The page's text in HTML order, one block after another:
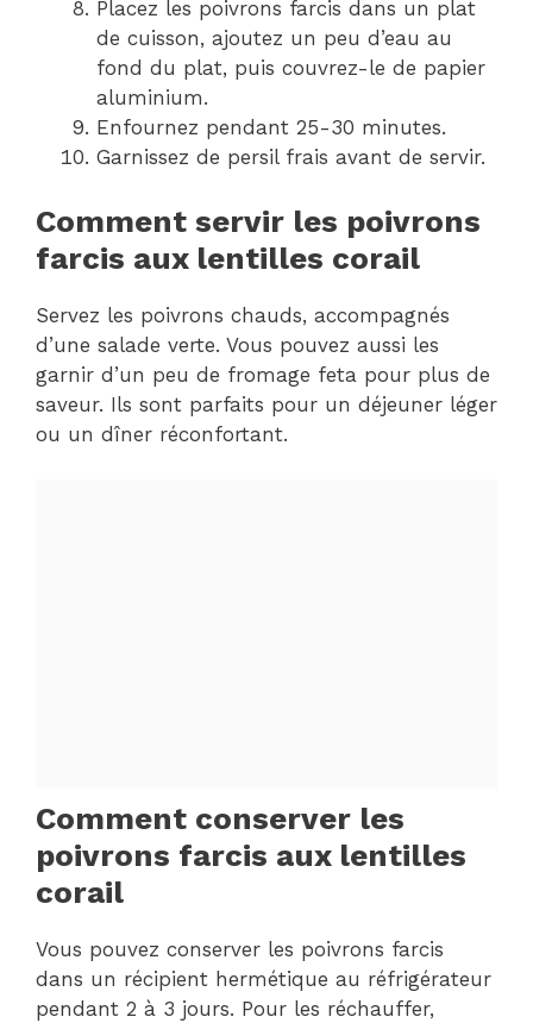
Placez les poivrons farcis dans un plat
de cuisson, ajoutez un peu d’eau au
fond du plat, puis couvrez-le de papier
aluminium.
Enfournez pendant 25-30 minutes.
Garnissez de persil frais avant de servir.
Comment servir les poivrons
farcis aux lentilles corail
Servez les poivrons chauds, accompagnés
d’une salade verte. Vous pouvez aussi les
garnir d’un peu de fromage feta pour plus de
saveur. Ils sont parfaits pour un déjeuner léger
ou un dîner réconfortant.
Comment conserver les
poivrons farcis aux lentilles
corail
Vous pouvez conserver les poivrons farcis
dans un récipient hermétique au réfrigérateur
pendant 2 à 3 jours. Pour les réchauffer,